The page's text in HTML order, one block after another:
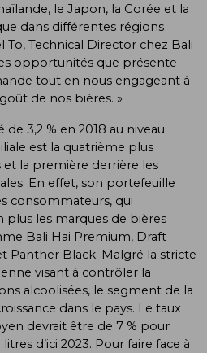
le Japon, la Corée et la
dans différentes régions
To, Technical Director chez Bali
opportunités que présente
tout en nous engageant à
de nos bières. »
3,2 % en 2018 au niveau
est la quatrième plus
et la première derrière les
En effet, son portefeuille
consommateurs, qui
plus les marques de bières
Bali Hai Premium, Draft
Panther Black. Malgré la stricte
visant à contrôler la
alcoolisées, le segment de la
dans le pays. Le taux
devrait être de 7 % pour
d’ici 2023. Pour faire face à